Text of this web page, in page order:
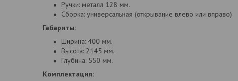
Ручки: металл 128 мм.
Сборка: универсальная (открывание влево или вправо)
Габариты:
Ширина: 400 мм.
Высота: 2145 мм.
Глубина: 550 мм.
Комплектация: